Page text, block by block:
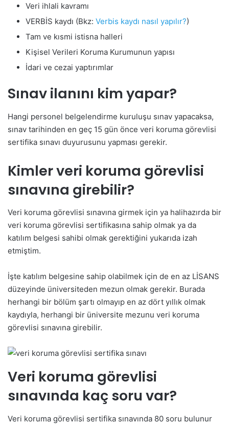
Veri ihlali kavramı
VERBİS kaydı (Bkz: Verbis kaydı nasıl yapılır?)
Tam ve kısmi istisna halleri
Kişisel Verileri Koruma Kurumunun yapısı
İdari ve cezai yaptırımlar
Sınav ilanını kim yapar?
Hangi personel belgelendirme kuruluşu sınav yapacaksa,
sınav tarihinden en geç 15 gün önce veri koruma görevlisi
sertifika sınavı duyurusunu yapması gerekir.
Kimler veri koruma görevlisi
sınavına girebilir?
Veri koruma görevlisi sınavına girmek için ya halihazırda bir
veri koruma görevlisi sertifikasına sahip olmak ya da
katılım belgesi sahibi olmak gerektiğini yukarıda izah
etmiştim.
İşte katılım belgesine sahip olabilmek için de en az LİSANS
düzeyinde üniversiteden mezun olmak gerekir. Burada
herhangi bir bölüm şartı olmayıp en az dört yıllık olmak
kaydıyla, herhangi bir üniversite mezunu veri koruma
görevlisi sınavına girebilir.
Veri koruma görevlisi
sınavında kaç soru var?
Veri koruma görevlisi sertifika sınavında 80 soru bulunur